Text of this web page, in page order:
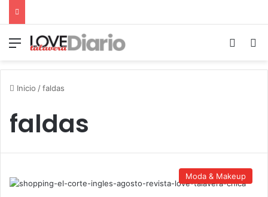
Menú
Inicio /faldas
faldas
Moda & Makeup